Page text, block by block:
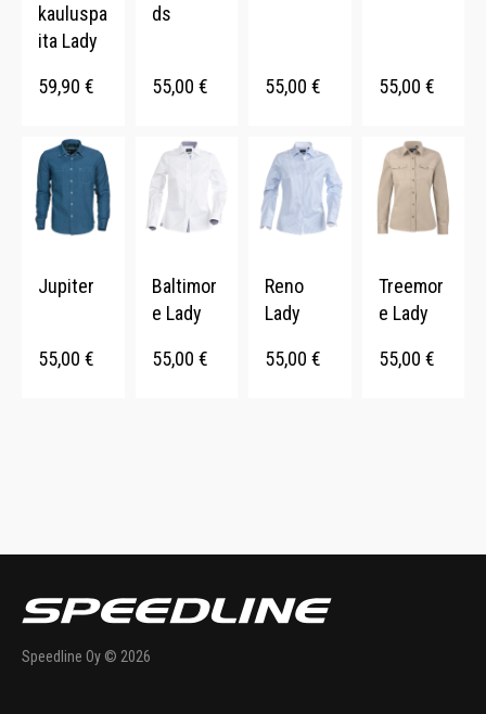
kauluspa
ita Lady
59,90 €
ds
55,00 € 55,00 € 55,00 €
Jupiter
55,00 €
Baltimor
e Lady
55,00 €
Reno
Lady
55,00 €
Treemor
e Lady
55,00 €
Speedline Oy © 2026